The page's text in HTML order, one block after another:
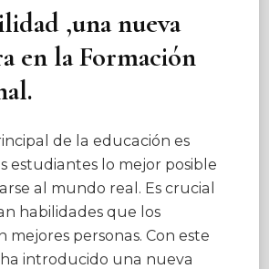
,una nueva
en la Formación
de la educación es
estudiantes lo mejor posible
al mundo real. Es crucial
habilidades que los
mejores personas. Con este
ha introducido una nueva